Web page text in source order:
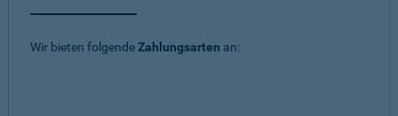
Wir bieten folgendeZahlungsarten an: